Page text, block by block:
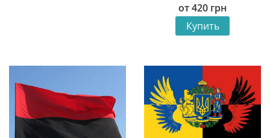
Мономаха Украина. Упа.
от420 грн
Купить